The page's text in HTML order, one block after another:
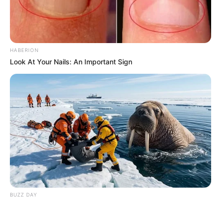
HABERION
Look At Your Nails: An Important Sign
BUZZ DAY